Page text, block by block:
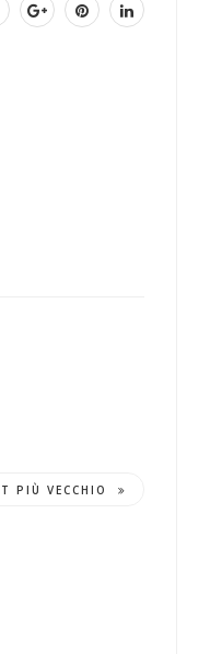
PIÙ VECCHIO